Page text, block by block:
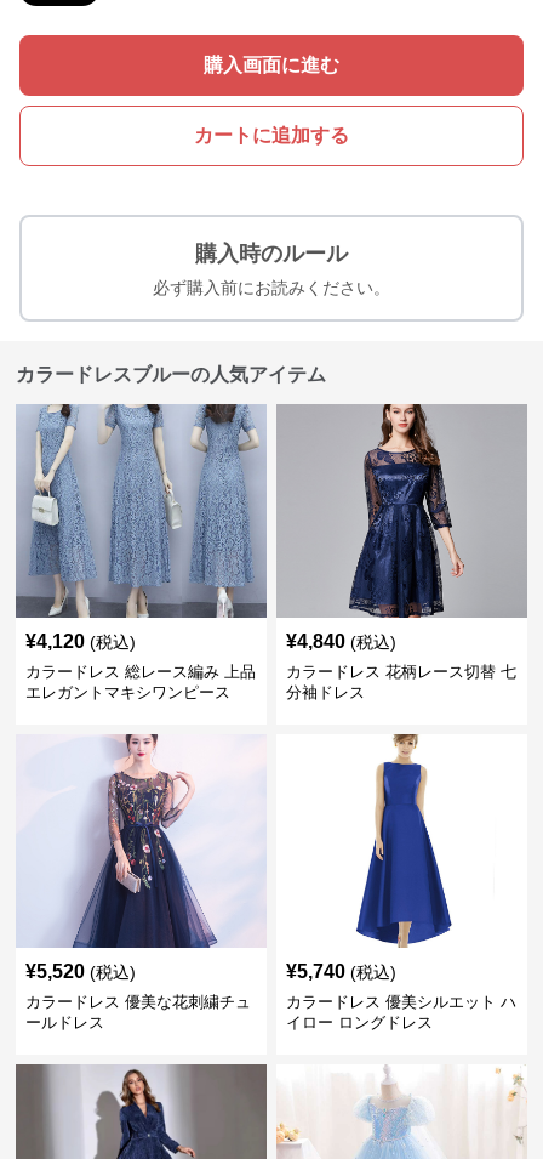
購入画面に進む
カートに追加する
購入時のルール
必ず購入前にお読みください。
カラードレスブルーの人気アイテム
¥4,120 (税込)
カラードレス 総レース編み 上品
エレガントマキシワンピース
¥4,840 (税込)
カラードレス 花柄レース切替 七
分袖ドレス
¥5,520 (税込)
カラードレス 優美な花刺繍チュ
ールドレス
¥5,740 (税込)
カラードレス 優美シルエット ハ
イロー ロングドレス